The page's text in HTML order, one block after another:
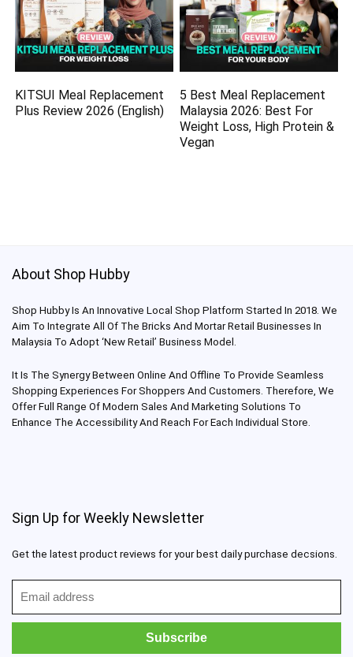
KITSUI Meal Replacement
Plus Review 2026 (English)
5 Best Meal Replacement
Malaysia 2026: Best For
Weight Loss, High Protein &
Vegan
About Shop Hubby
Shop Hubby Is An Innovative Local Shop Platform Started In 2018. We
Aim To Integrate All Of The Bricks And Mortar Retail Businesses In
Malaysia To Adopt ‘New Retail’ Business Model.
It Is The Synergy Between Online And Offline To Provide Seamless
Shopping Experiences For Shoppers And Customers. Therefore, We
Offer Full Range Of Modern Sales And Marketing Solutions To
Enhance The Accessibility And Reach For Each Individual Store.
Sign Up for Weekly Newsletter
Get the latest product reviews for your best daily purchase decsions.